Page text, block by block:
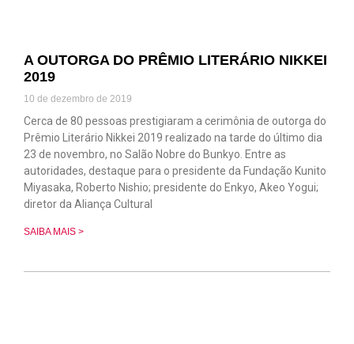
A OUTORGA DO PRÊMIO LITERÁRIO NIKKEI
2019
10 de dezembro de 2019
Cerca de 80 pessoas prestigiaram a cerimônia de outorga do
Prêmio Literário Nikkei 2019 realizado na tarde do último dia
23 de novembro, no Salão Nobre do Bunkyo. Entre as
autoridades, destaque para o presidente da Fundação Kunito
Miyasaka, Roberto Nishio; presidente do Enkyo, Akeo Yogui;
diretor da Aliança Cultural
SAIBA MAIS >